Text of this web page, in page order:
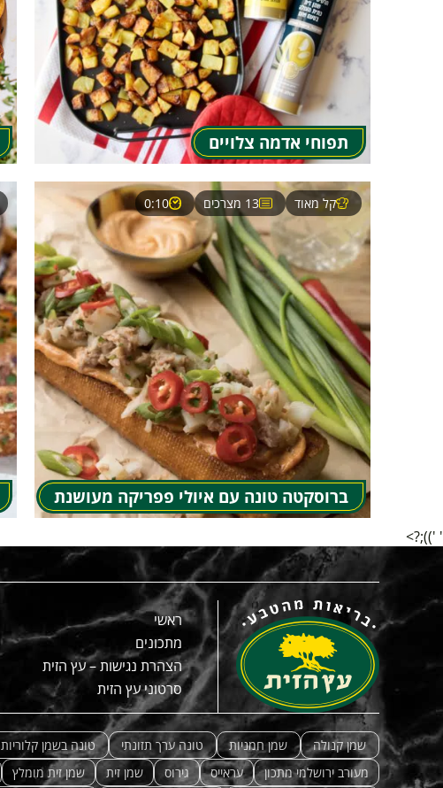
תפוחי אדמה צלויים
ברוסקטה טונה עם איולי פפריקה מעושנת
קל מאוד 13 מצרכים 0:10
' '));?>
ראשי
מתכונים
הצהרת נגישות – עץ הזית
סרטוני עץ הזית
שמן קנולה שמן חמניות טונה ערך תזונתי טונה בשמן קלוריות
מעורב ירושלמי מתכון
עראייס גירוס שמן זית שמן זית מומלץ